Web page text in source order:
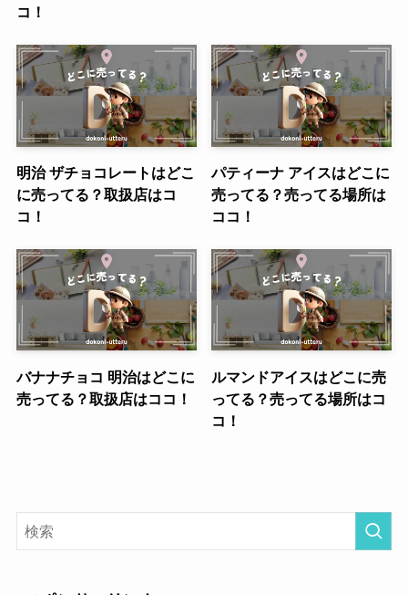
コ！
明治 ザチョコレートはどこ
に売ってる？取扱店はコ
コ！
パティーナ アイスはどこに
売ってる？売ってる場所は
ココ！
バナナチョコ 明治はどこに
売ってる？取扱店はココ！
ルマンドアイスはどこに売
ってる？売ってる場所はコ
コ！